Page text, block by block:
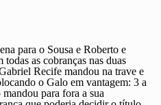
para o Sousa e Roberto e
as cobranças nas duas
Recife mandou na trave e
o Galo em vantagem: 3 a
para fora a sua